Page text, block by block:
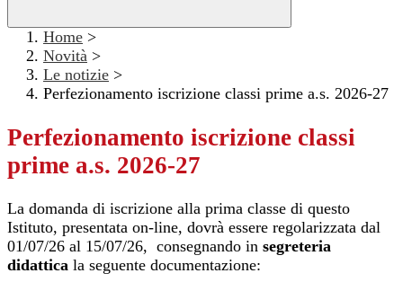
Home >
Novità >
Le notizie >
Perfezionamento iscrizione classi prime a.s. 2026-27
Perfezionamento iscrizione classi
prime a.s. 2026-27
La domanda di iscrizione alla prima classe di questo
Istituto, presentata on-line, dovrà essere regolarizzata dal
01/07/26 al 15/07/26, consegnando in segreteria
didattica la seguente documentazione: